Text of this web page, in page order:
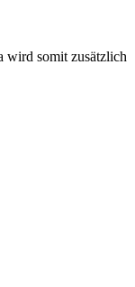
wird somit zusätzlich